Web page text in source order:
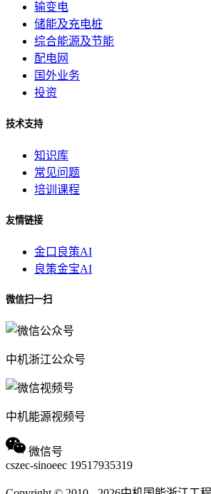
输变电
储能及充电桩
综合能源及节能
配电网
国外业务
投资
技术支持
知识库
常见问题
培训课程
友情链接
金口良策AI
良策金宝AI
微信扫一扫
中机浙江公众号
中机能源视频号
微信号
cszec-sinoeec 19517935319